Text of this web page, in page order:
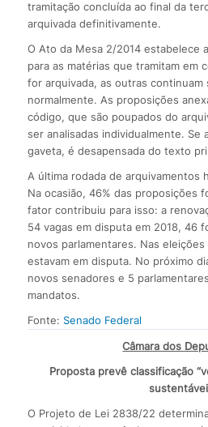
tramitação concluída ao final da
arquivada definitivamente.
O Ato da Mesa 2/2014 estabelece
para as matérias que tramitam em
for arquivada, as outras continuam
normalmente. As proposições
código, que são poupados do
ser analisadas individualmente. Se
gaveta, é desapensada do texto
A última rodada de arquivamentos
Na ocasião, 46% das proposições
fator contribuiu para isso: a
54 vagas em disputa em 2018, 46
novos parlamentares. Nas
estavam em disputa. No próximo
novos senadores e 5
mandatos.
Fonte: Senado Federal
Câmara dos
Proposta prevê classificação
O Projeto de Lei 2838/22